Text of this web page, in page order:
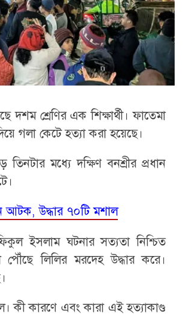
দশম শ্রেণির এক শিক্ষার্থী। ফাতেমা
গলা কেটে হত্যা করা হয়েছে।
মধ্যে দক্ষিণ বনশ্রীর প্রধান
আটক, উদ্ধার ৭০টি মশাল
ইসলাম ঘটনার সত্যতা নিশ্চিত
লিলির মরদেহ উদ্ধার করে।
কী কারণে এবং কারা এই হত্যাকাণ্ড